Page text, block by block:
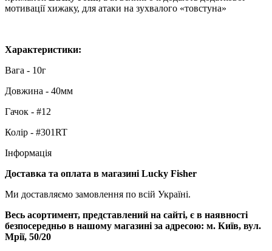
мотивації хижаку, для атаки на зухвалого «товстуна»
Характеристики:
Вага - 10г
Довжина - 40мм
Гачок - #12
Колір - #301RT
Інформація
Доставка та оплата в магазині Lucky Fisher
Ми доставляємо замовлення по всій Україні.
Весь асортимент, представлений на сайті, є в наявності
безпосередньо в нашому магазині за адресою: м. Київ, вул.
Мрії, 50/20